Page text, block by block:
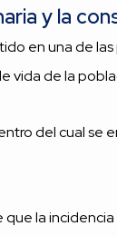
y la
en una de
vida de la
del cual se
la